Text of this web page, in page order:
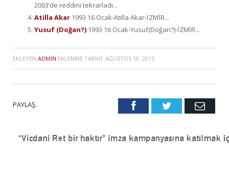
2003’de reddini tekrarladı...
Atilla Akar 1993 16 Ocak-Atilla Akar-İZMİR...
Yusuf (Doğan?) 1993 16 Ocak-Yusuf(Doğan?)-İZMİR...
EKLEYEN ADMIN EKLENME TARIHI: AĞUSTOS 10, 2015
PAYLAŞ. FacebookTwitter Email